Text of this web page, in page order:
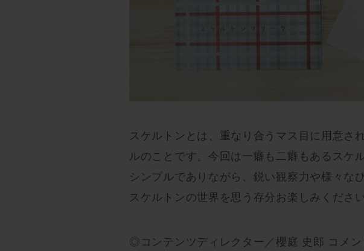
スケルトンとは、重なり合うマス目に用意さ
ルのことです。今回は一癖も二癖もあるスケ
シンプルでありながら、鋭い観察力や様々な
スケルトンの世界を思う存分お楽しみください
◎コンテンツディレクター／櫻庭 史郎 コメン